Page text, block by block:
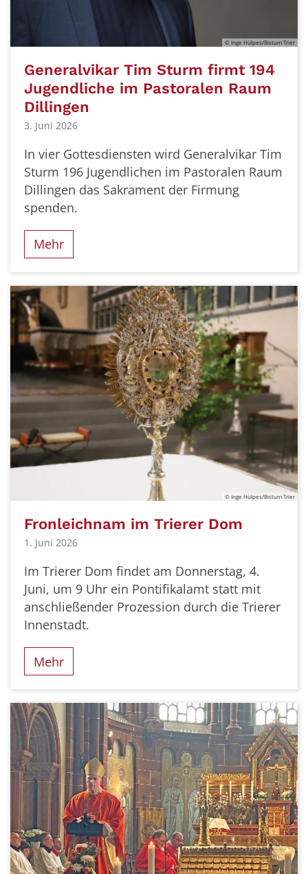
© Inge Hülpes/Bistum Trier
Generalvikar Tim Sturm firmt 194
Jugendliche im Pastoralen Raum
Dillingen
3. Juni 2026
In vier Gottesdiensten wird Generalvikar Tim
Sturm 196 Jugendlichen im Pastoralen Raum
Dillingen das Sakrament der Firmung
spenden.
Mehr
© Inge Hülpes/Bistum Trier
Fronleichnam im Trierer Dom
1. Juni 2026
Im Trierer Dom findet am Donnerstag, 4.
Juni, um 9 Uhr ein Pontifikalamt statt mit
anschließender Prozession durch die Trierer
Innenstadt.
Mehr